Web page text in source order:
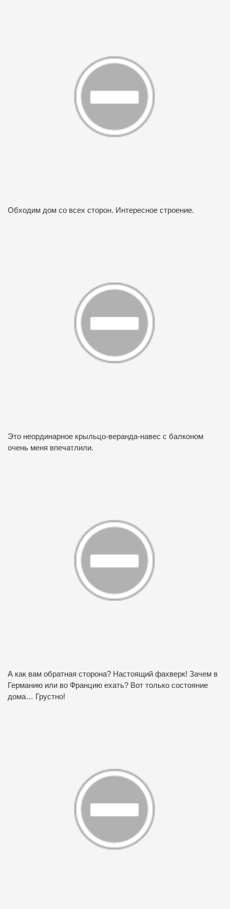
Обходим дом со всех сторон. Интересное строение.
Это неординарное крыльцо-веранда-навес с балконом
очень меня впечатлили.
А как вам обратная сторона? Настоящий фахверк! Зачем в
Германию или во Францию ехать? Вот только состояние
дома… Грустно!